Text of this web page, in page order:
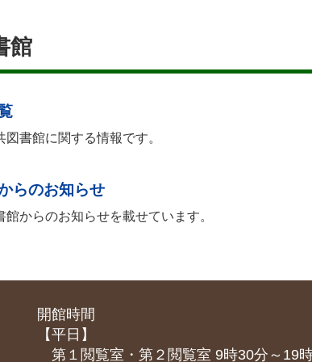
館
書館に関する情報です。
らのお知らせ
からのお知らせを載せています。
開館時間
【平日】
第１閲覧室・第２閲覧室 9時30分～19